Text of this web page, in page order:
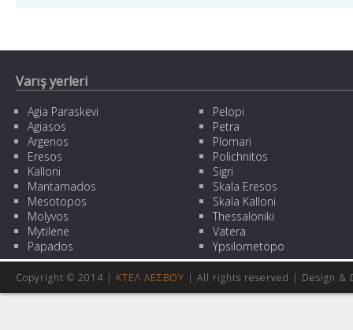
Varış yerleri
Agia Paraskevi
Agiasos
Argenos
Eresos
Kalloni
Mantamados
Mesotopos
Molyvos
Mytilene
Papados
Pelopi
Petra
Plomari
Polichnitos
Sigri
Skala Eresos
Skala Kalloni
Thessaloniki
Vatera
Ypsilometopo
Copyright © 2014 | ΚΤΕΛ ΛΕΣΒΟΥ | All rights reserved | Design &